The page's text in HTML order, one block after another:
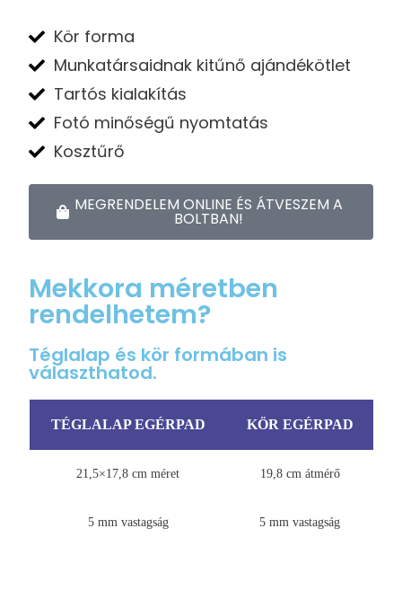
Kör forma
Munkatársaidnak kitűnő ajándékötlet
Tartós kialakítás
Fotó minőségű nyomtatás
Kosztűrő
MEGRENDELEM ONLINE ÉS ÁTVESZEM A
BOLTBAN!
Mekkora méretben
rendelhetem?
Téglalap és kör formában is
választhatod.
TÉGLALAP EGÉRPAD KÖR EGÉRPAD
21,5×17,8 cm méret 19,8 cm átmérő
5 mm vastagság 5 mm vastagság